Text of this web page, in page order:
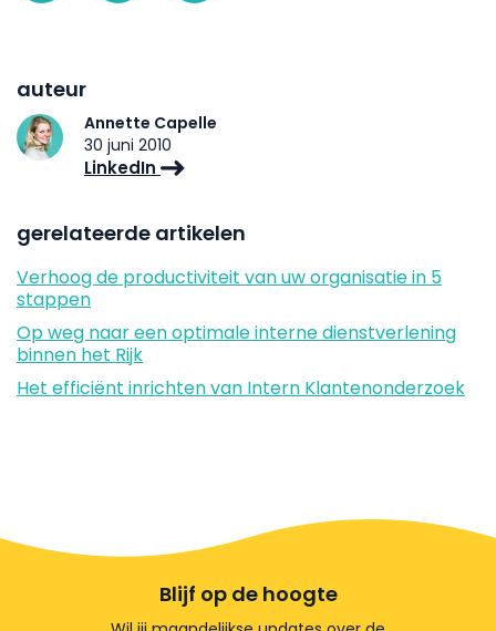
auteur
Annette Capelle
30 juni 2010
LinkedIn
gerelateerde artikelen
Verhoog de productiviteit van uw organisatie in 5
stappen
Op weg naar een optimale interne dienstverlening
binnen het Rijk
Het efficiënt inrichten van Intern Klantenonderzoek
Blijf op de hoogte